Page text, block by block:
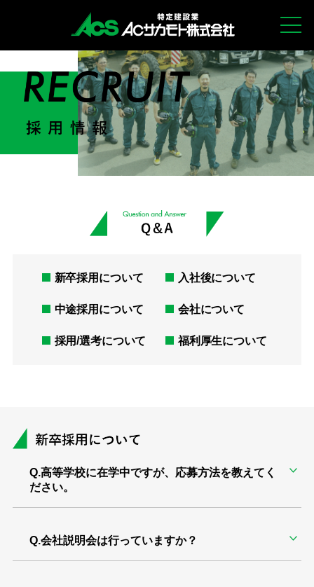
新卒採用について 入社後について
中途採用について 会社について
採用/選考について 福利厚生について
Q.高等学校に在学中ですが、応募方法を教えてく
ださい。
Q.会社説明会は行っていますか？